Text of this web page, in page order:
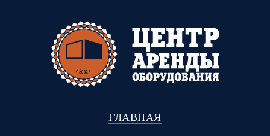
ГЛАВНАЯ